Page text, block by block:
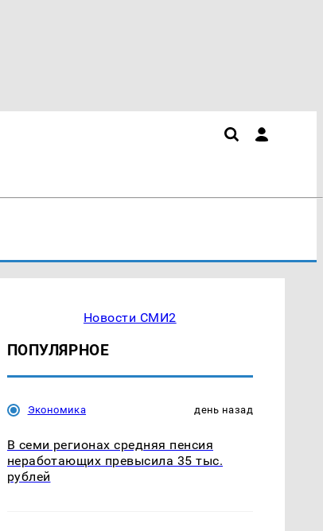
Новости СМИ2
ПОПУЛЯРНОЕ
Экономика день назад
В семи регионах средняя пенсия
неработающих превысила 35 тыс.
рублей